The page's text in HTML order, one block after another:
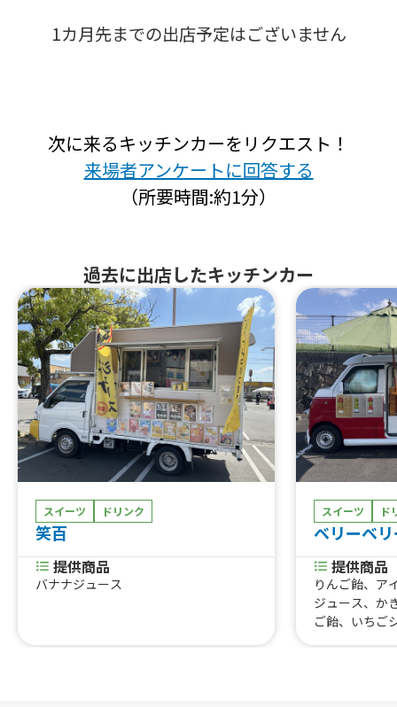
1カ月先までの出店予定はございません
次に来るキッチンカーをリクエスト！
来場者アンケートに回答する
（所要時間:約1分）
過去に出店したキッチンカー
スイーツ ドリンク
笑百
提供商品
バナナジュース
スイーツ ド
ベリーベ
提供商品
りんご飴、ア
ジュース、か
ご飴、いちご